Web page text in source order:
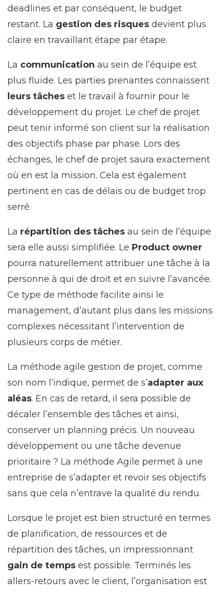
deadlines et par conséquent, le budget
restant. La gestion des risques devient plus
claire en travaillant étape par étape.
La communication au sein de l’équipe est
plus fluide. Les parties prenantes connaissent
leurs tâches et le travail à fournir pour le
développement du projet. Le chef de projet
peut tenir informé son client sur la réalisation
des objectifs phase par phase. Lors des
échanges, le chef de projet saura exactement
où en est la mission. Cela est également
pertinent en cas de délais ou de budget trop
serré.
La répartition des tâches au sein de l’équipe
sera elle aussi simplifiée. Le Product owner
pourra naturellement attribuer une tâche à la
personne à qui de droit et en suivre l’avancée.
Ce type de méthode facilite ainsi le
management, d’autant plus dans les missions
complexes nécessitant l’intervention de
plusieurs corps de métier.
La méthode agile gestion de projet, comme
son nom l’indique, permet de s’adapter aux
aléas. En cas de retard, il sera possible de
décaler l’ensemble des tâches et ainsi,
conserver un planning précis. Un nouveau
développement ou une tâche devenue
prioritaire ? La méthode Agile permet à une
entreprise de s’adapter et revoir ses objectifs
sans que cela n’entrave la qualité du rendu.
Lorsque le projet est bien structuré en termes
de planification, de ressources et de
répartition des tâches, un impressionnant
gain de temps est possible. Terminés les
allers-retours avec le client, l’organisation est